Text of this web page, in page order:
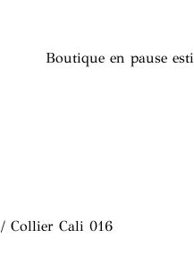
Boutique en pause
/ Collier Cali 016